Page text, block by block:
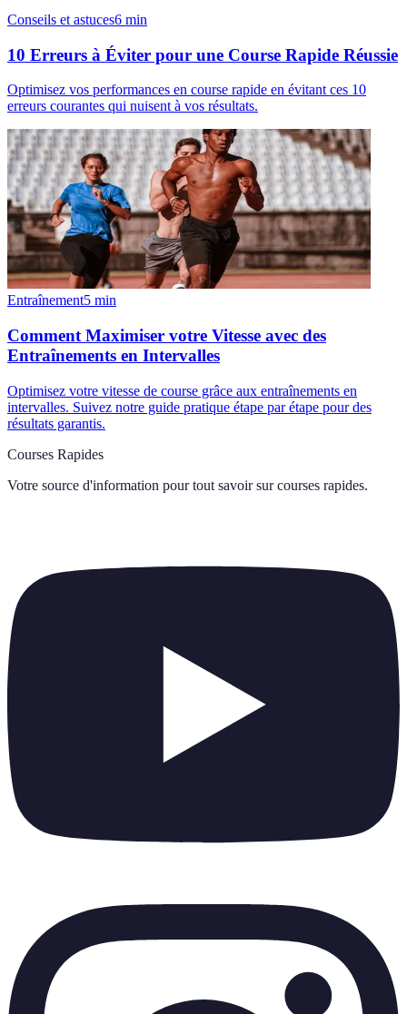
Conseils et astuces6 min
10 Erreurs à Éviter pour une Course Rapide Réussie
Optimisez vos performances en course rapide en évitant ces 10
erreurs courantes qui nuisent à vos résultats.
Entraînement5 min
Comment Maximiser votre Vitesse avec des
Entraînements en Intervalles
Optimisez votre vitesse de course grâce aux entraînements en
intervalles. Suivez notre guide pratique étape par étape pour des
résultats garantis.
Courses Rapides
Votre source d'information pour tout savoir sur courses rapides.